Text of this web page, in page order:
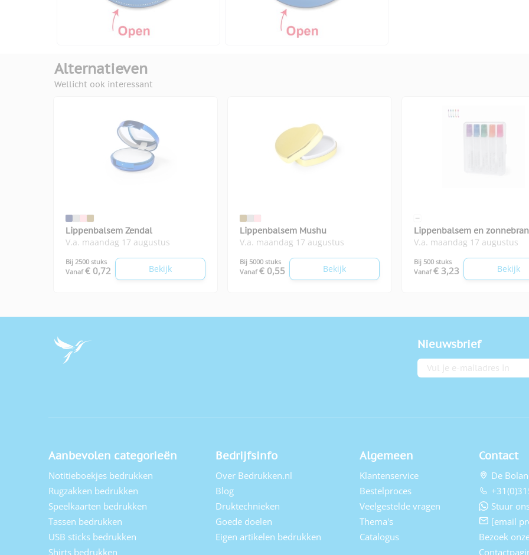
Alternatieven
Wellicht ook interessant
Lippenbalsem Zendal
V.a. maandag 17 augustus
Bij 2500 stuks
Vanaf € 0,72 Bekijk
Lippenbalsem Mushu
V.a. maandag 17 augustus
Bij 5000 stuks
Vanaf € 0,55 Bekijk
Lippenbalsem en
SPF Yohan
V.a. maandag 17 augustus
Bij 500 stuks
Vanaf € 3,23 Bekijk
Nieuwsbrief
E-mailadres
Aanbevolen categorieën
Notitieboekjes bedrukken
Rugzakken bedrukken
Speelkaarten bedrukken
Tassen bedrukken
USB sticks bedrukken
Shirts bedrukken
Bedrijfsinfo
Over Bedrukken.nl
Blog
Druktechnieken
Goede doelen
Eigen artikelen bedrukken
Algemeen
Klantenservice
Bestelproces
Veelgestelde vragen
Thema's
Catalogus
Contact
De
Stuur
[email
Bezoek